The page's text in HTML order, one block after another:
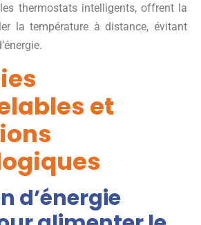
thermostats intelligents, offrent la
la température à distance, évitant
et
d’énergie